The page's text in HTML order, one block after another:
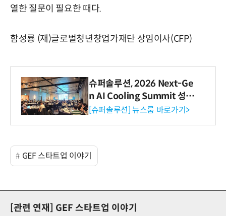
열한 질문이 필요한 때다.
함성룡 (재)글로벌청년창업가재단 상임이사(CFP)
슈퍼솔루션, 2026 Next-Ge
n AI Cooling Summit 성황
리 성료
[슈퍼솔루션] 뉴스룸 바로가기>
GEF 스타트업 이야기
[관련 연재] GEF 스타트업 이야기